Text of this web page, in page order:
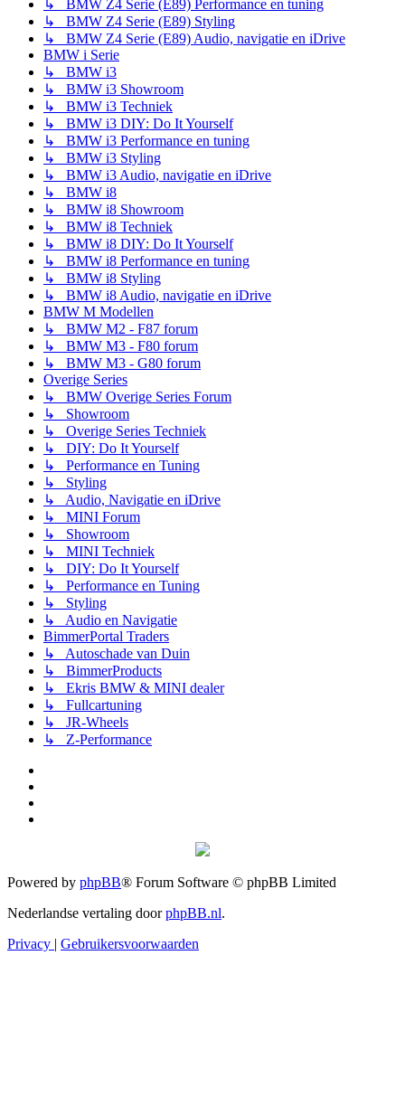
↳ BMW Z4 Serie (E89) Performance en tuning
↳ BMW Z4 Serie (E89) Styling
↳ BMW Z4 Serie (E89) Audio, navigatie en iDrive
BMW i Serie
↳ BMW i3
↳ BMW i3 Showroom
↳ BMW i3 Techniek
↳ BMW i3 DIY: Do It Yourself
↳ BMW i3 Performance en tuning
↳ BMW i3 Styling
↳ BMW i3 Audio, navigatie en iDrive
↳ BMW i8
↳ BMW i8 Showroom
↳ BMW i8 Techniek
↳ BMW i8 DIY: Do It Yourself
↳ BMW i8 Performance en tuning
↳ BMW i8 Styling
↳ BMW i8 Audio, navigatie en iDrive
BMW M Modellen
↳ BMW M2 - F87 forum
↳ BMW M3 - F80 forum
↳ BMW M3 - G80 forum
Overige Series
↳ BMW Overige Series Forum
↳ Showroom
↳ Overige Series Techniek
↳ DIY: Do It Yourself
↳ Performance en Tuning
↳ Styling
↳ Audio, Navigatie en iDrive
↳ MINI Forum
↳ Showroom
↳ MINI Techniek
↳ DIY: Do It Yourself
↳ Performance en Tuning
↳ Styling
↳ Audio en Navigatie
BimmerPortal Traders
↳ Autoschade van Duin
↳ BimmerProducts
↳ Ekris BMW & MINI dealer
↳ Fullcartuning
↳ JR-Wheels
↳ Z-Performance
Powered by phpBB® Forum Software © phpBB Limited
Nederlandse vertaling doorphpBB.nl.
Privacy | Gebruikersvoorwaarden